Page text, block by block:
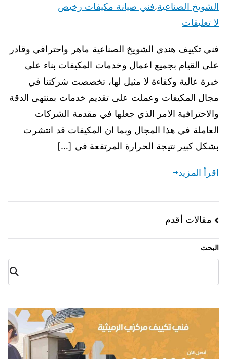
الشويخ الصناعية،فني صيانة مكيفات رخيص
لا تعليقات
فني تكييف هندي الشويخ الصناعية ماهر واحترافي وقادر
على القيام بجميع اعمال وخدمات المكيفات بناء على
خبرة عالية وكفاءة لا مثيل لها، تخصصت شركتنا في
مجال المكيفات وعملت على تقديم خدمات بمنتهى الدقة
والاحترافية الامر الذي جعلها في مقدمة الشركات
العاملة في هذا المجال وبما ان المكيفات قد انتشرت
بشكل كبير نتيجة الحرارة المرتفعة في […]
اقرأ المزيد
مقالات أقدم
البحث
البح
ث